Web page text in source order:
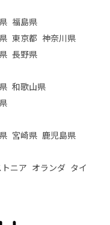
福島県
東京都 神奈川県
長野県
和歌山県
宮崎県 鹿児島県
ニア オランダ タイ